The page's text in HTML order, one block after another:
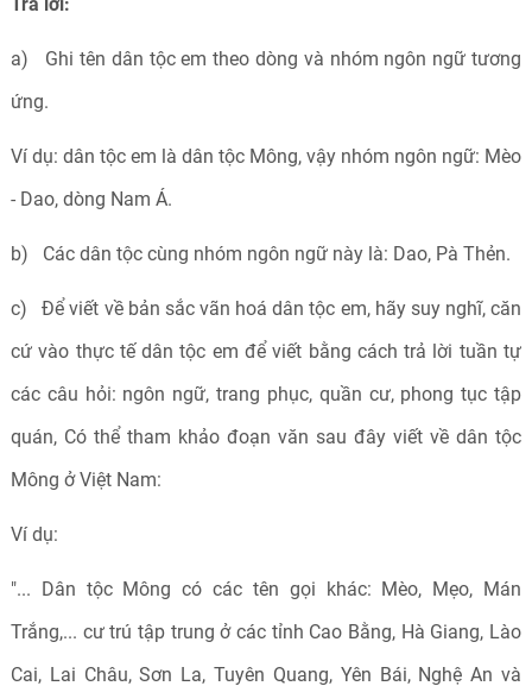
a) Ghi tên dân tộc em theo dòng và nhóm ngôn ngữ tương
ứng.
Ví dụ: dân tộc em là dân tộc Mông, vậy nhóm ngôn ngữ: Mèo
- Dao, dòng Nam Á.
b) Các dân tộc cùng nhóm ngôn ngữ này là: Dao, Pà Thẻn.
c) Để viết về bản sắc vãn hoá dân tộc em, hãy suy nghĩ, căn
cứ vào thực tế dân tộc em để viết bằng cách trả lời tuần tự
các câu hỏi: ngôn ngữ, trang phục, quần cư, phong tục tập
quán, Có thể tham khảo đoạn văn sau đây viết về dân tộc
Mông ở Việt Nam:
Ví dụ:
"... Dân tộc Mông có các tên gọi khác: Mèo, Mẹo, Mán
Trắng,... cư trú tập trung ở các tỉnh Cao Bằng, Hà Giang, Lào
Cai, Lai Châu, Sơn La, Tuyên Quang, Yên Bái, Nghệ An và